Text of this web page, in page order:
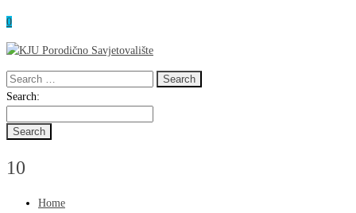
0
Search
for:
Search
Search:
10
Home